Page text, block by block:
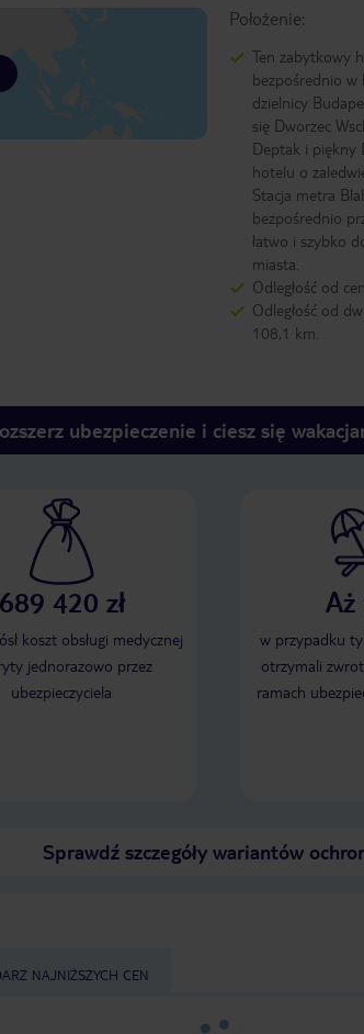
Położenie:
Ten zabytkowy
bezpośrednio w
dzielnicy
się Dworzec
Deptak i piękny
hotelu o
Stacja metra
bezpośrednio
łatwo i szybko
miasta.
Odległość od
Odległość od
108,1 km.
ubezpieczenie i ciesz się
689 420 zł
koszt obsługi medycznej
jednorazowo przez
ubezpieczyciela
Aż
w przypadku
otrzymali
ramach
Sprawdź szczegóły wariantów
NAJNIŻSZYCH CEN